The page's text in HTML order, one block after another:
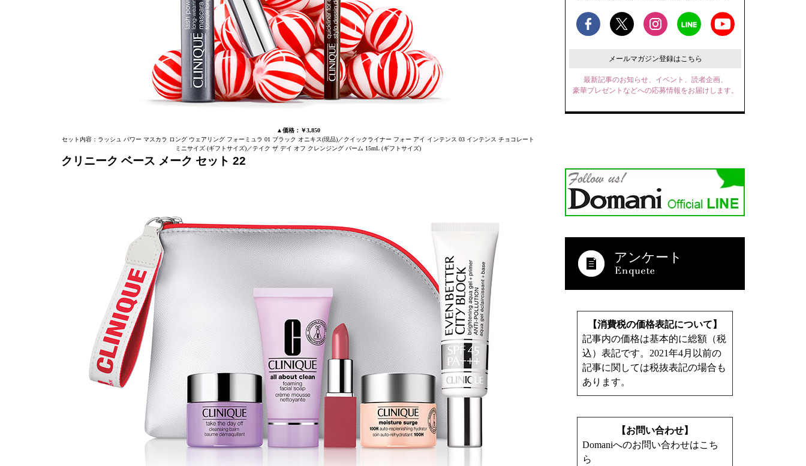
▲価格：￥3,850
セット内容：ラッシュ パワー マスカラ ロング ウェアリング フォーミュラ 01 ブラック オニキス(現品)／クイックライナー フォー アイ インテンス 03 インテンス チョコレート
ミニサイズ (ギフトサイズ)／テイク ザ デイ オフ クレンジング バーム 15mL (ギフトサイズ)
クリニーク ベース メーク セット 22
メールマガジン登録はこちら
最新記事のお知らせ、イベント、読者企画、
豪華プレゼントなどへの応募情報をお届けします。
アンケート
【消費税の価格表記について】
記事内の価格は基本的に総額（税
込）表記です。2021年4月以前の
記事に関しては税抜表記の場合も
あります。
【お問い合わせ】
Domaniへのお問い合わせはこち
ら